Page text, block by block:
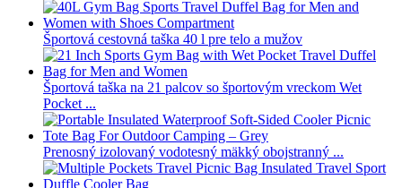
Športová cestovná taška 40 l pre telo a mužov
Športová taška na 21 palcov so športovým vreckom Wet
Pocket ...
Prenosný izolovaný vodotesný mäkký obojstranný ...